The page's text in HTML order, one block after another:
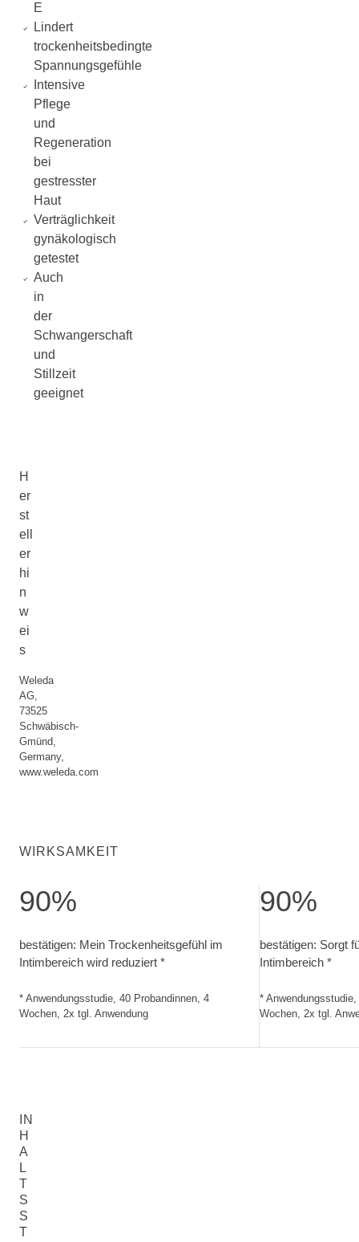
E
Lindert
trockenheitsbedingte
Spannungsgefühle
Intensive
Pflege
und
Regeneration
bei
gestresster
Haut
Verträglichkeit
gynäkologisch
getestet
Auch
in
der
Schwangerschaft
und
Stillzeit
geeignet
H
er
st
ell
er
hi
n
w
ei
s
Weleda
AG,
73525
Schwäbisch-
Gmünd,
Germany,
www.weleda.com
WIRKSAMKEIT
90%
bestätigen: Mein Trockenheitsgefühl im
Intimbereich wird reduziert *
* Anwendungsstudie, 40 Probandinnen, 4
Wochen, 2x tgl. Anwendung
90%
bestätigen: Sorgt
Intimbereich *
*
Wochen, 2x tgl.
IN
H
A
L
T
S
S
T